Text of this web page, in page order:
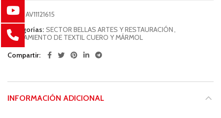
COD: AV11121615
Categorías: SECTOR BELLAS ARTES Y RESTAURACIÓN,
TRATAMIENTO DE TEXTIL CUERO Y MÁRMOL
Compartir
INFORMACIÓN ADICIONAL